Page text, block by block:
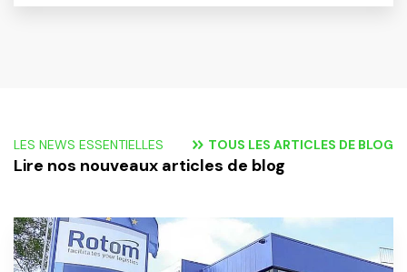
LES NEWS ESSENTIELLES TOUS LES ARTICLES DE BLOG
Lire nos nouveaux articles de blog